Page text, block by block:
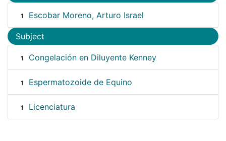
1 Escobar Moreno, Arturo Israel
Subject
1 Congelación en Diluyente Kenney
1 Espermatozoide de Equino
1 Licenciatura